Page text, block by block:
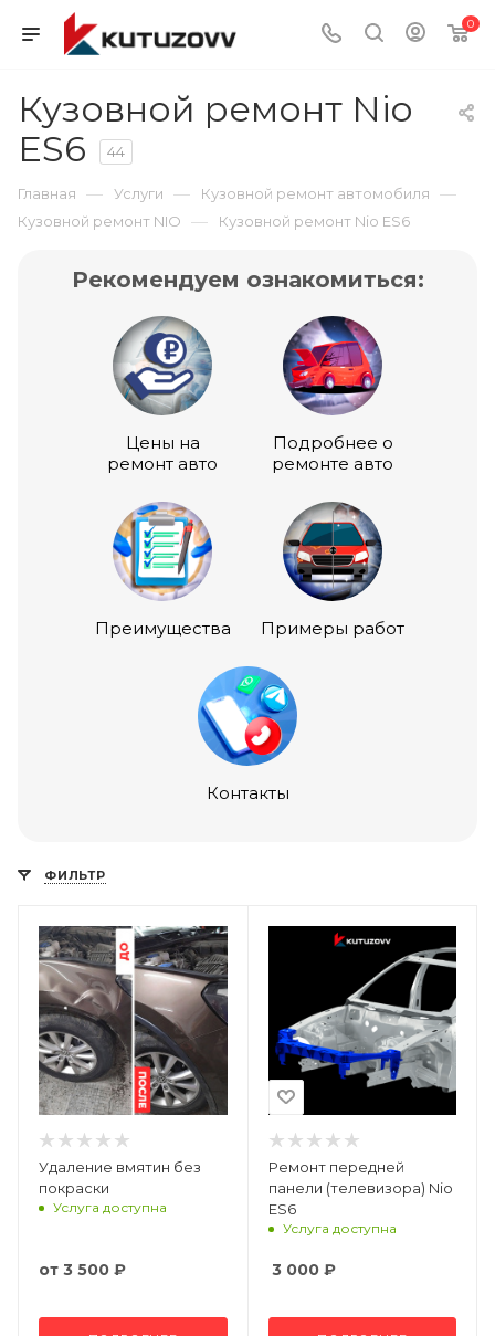
0
Кузовной ремонт Nio
ES6
44
Главная — Услуги — Кузовной ремонт автомобиля —
Кузовной ремонт NIO — Кузовной ремонт Nio ES6
Рекомендуем ознакомиться:
Цены на
ремонт авто
Подробнее о
ремонте авто
Преимущества Примеры работ
Контакты
ФИЛЬТР
Удаление вмятин без
покраски
Услуга доступна
от 3 500 ₽
Ремонт передней
панели (телевизора) Nio
ES6
Услуга доступна
3 000₽